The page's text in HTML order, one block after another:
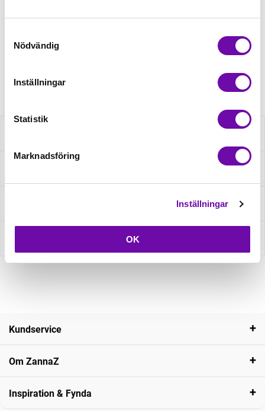
Nödvändig
Inställningar
Statistik
Marknadsföring
Inställningar
OK
Minsta beställning: 0.5 m
Kundservice
Om ZannaZ
Inspiration & Fynda